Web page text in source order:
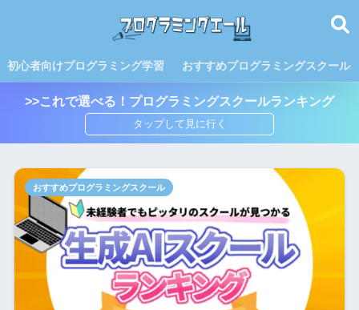
初心者向けプログラミング学習 おすすめプログラミングスクール
>>これで選べる！プログラミングスクールランキング
おすすめプログラミングスクール